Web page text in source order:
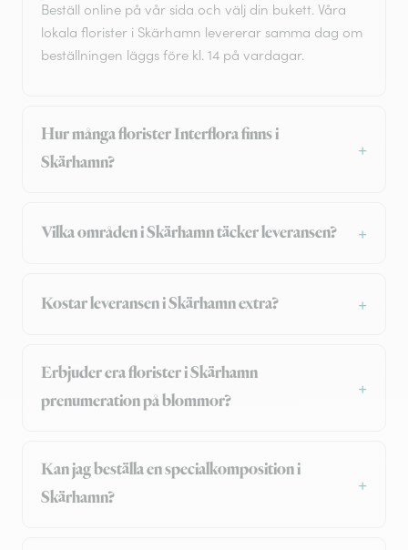
Beställ online på vår sida och välj din bukett. Våra
lokala florister i Skärhamn levererar samma dag om
beställningen läggs före kl. 14 på vardagar.
Hur många florister Interflora finns i
Skärhamn?
Vilka områden i Skärhamn täcker leveransen?
Kostar leveransen i Skärhamn extra?
Erbjuder era florister i Skärhamn
prenumeration på blommor?
Kan jag beställa en specialkomposition i
Skärhamn?